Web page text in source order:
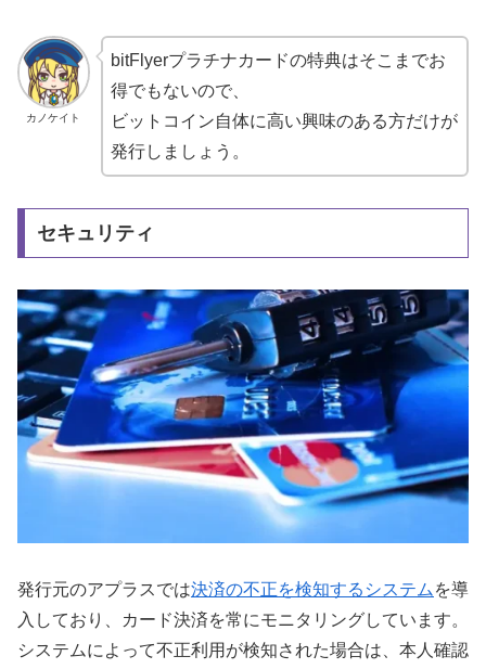
カノケイト
bitFlyerプラチナカードの特典はそこまでお
得でもないので、
ビットコイン自体に高い興味のある方だけが
発行しましょう。
セキュリティ
発行元のアプラスでは決済の不正を検知するシステム を導
入しており、カード決済を常にモニタリングしています。
システムによって不正利用が検知された場合は、本人確認